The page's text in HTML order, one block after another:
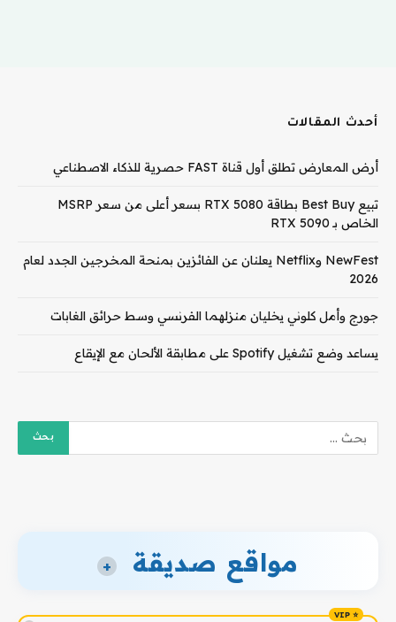
أحدث المقالات
أرض المعارض تطلق أول قناة FAST حصرية للذكاء الاصطناعي
تبيع Best Buy بطاقة RTX 5080 بسعر أعلى من سعر MSRP
الخاص بـ RTX 5090
NewFest وNetflix يعلنان عن الفائزين بمنحة المخرجين الجدد لعام
2026
جورج وأمل كلوني يخليان منزلهما الفرنسي وسط حرائق الغابات
يساعد وضع تشغيل Spotify على مطابقة الألحان مع الإيقاع
مواقع صديقة +